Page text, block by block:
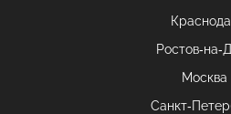
Ростов-на-
Москва
Санкт-